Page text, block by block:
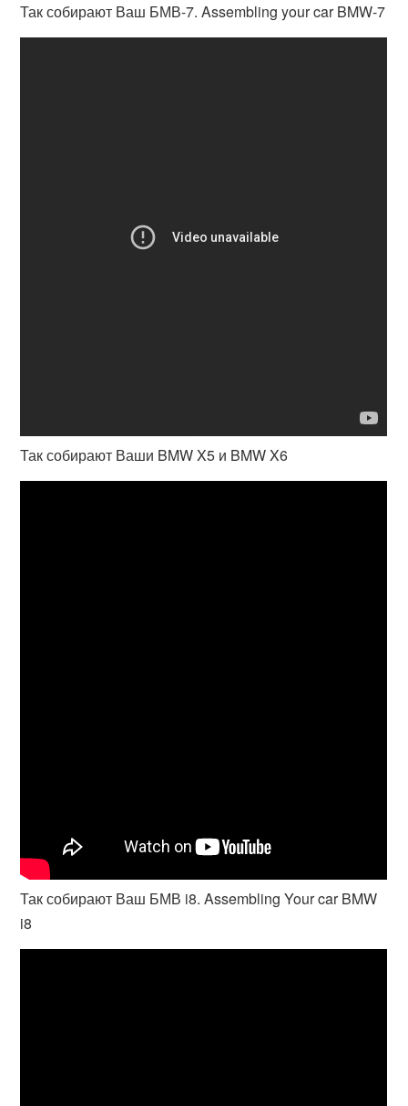
Так собирают Ваш БМВ-7. Assembling your car BMW-7
Так собирают Ваши BMW X5 и BMW X6
Так собирают Ваш БМВ i8. Assembling Your car BMW
i8